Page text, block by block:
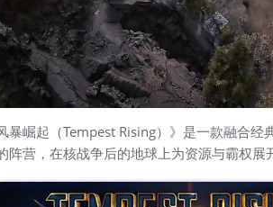
暴崛起（Tempest Rising）》是一款融合
阵营，在核战争后的地球上为资源与霸权展